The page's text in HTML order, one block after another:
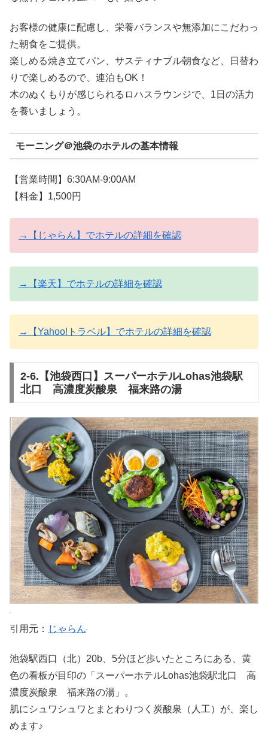
お客様の健康に配慮し、栄養バランスや無添加にこだわっ
た朝食をご提供。
楽しめる焼き立てパン、サスティナブル朝食など、日替わ
りで楽しめるので、連泊もOK！
木のぬくもりが感じられるロハスラウンジで、1日の活力
を養いましょう。
モーニング＠池袋のホテルの基本情報
【営業時間】6:30AM-9:00AM
【料金】1,500円
→【じゃらん】でホテルの詳細を確認
→【楽天】でホテルの詳細を確認
→【Yahoo!トラベル】でホテルの詳細を確認
2-6.【池袋西口】スーパーホテルLohas池袋駅
北口 高濃度炭酸泉 福来路の湯
引用元： じゃらん
池袋駅西口（北）20b、5分ほど歩いたところにある、黄
色の看板が目印の「スーパーホテルLohas池袋駅北口 高
濃度炭酸泉 福来路の湯」。
肌にシュワシュワとまとわりつく炭酸泉（人工）が、楽し
めます♪